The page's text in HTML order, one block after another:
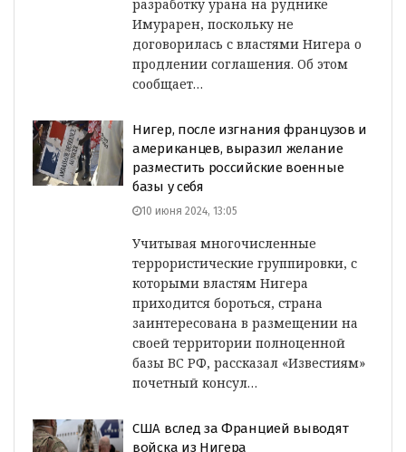
разработку урана на руднике
Имурарен, поскольку не
договорилась с властями Нигера о
продлении соглашения. Об этом
сообщает…
Нигер, после изгнания французов и
американцев, выразил желание
разместить российские военные
базы у себя
10 июня 2024, 13:05
Учитывая многочисленные
террористические группировки, с
которыми властям Нигера
приходится бороться, страна
заинтересована в размещении на
своей территории полноценной
базы ВС РФ, рассказал «Известиям»
почетный консул…
США вслед за Францией выводят
войска из Нигера